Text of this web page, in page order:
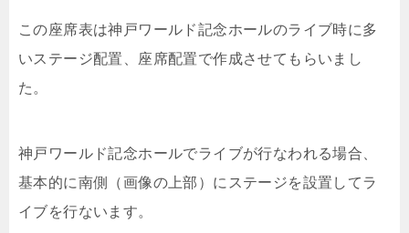
この座席表は神戸ワールド記念ホールのライブ時に多
いステージ配置、座席配置で作成させてもらいまし
た。
神戸ワールド記念ホールでライブが行なわれる場合、
基本的に南側（画像の上部）にステージを設置してラ
イブを行ないます。